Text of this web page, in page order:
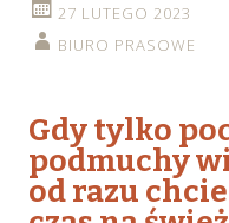
27 LUTEGO 2023
BIURO PRASOWE
Gdy tylko
podmuchy
od razu